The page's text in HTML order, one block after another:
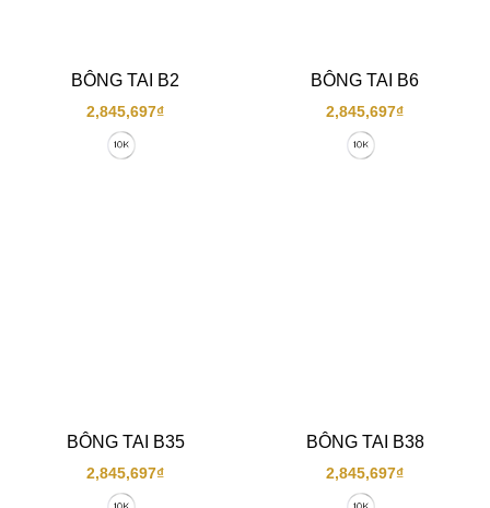
BÔNG TAI B2
2,845,697₫
BÔNG TAI B6
2,845,697₫
BÔNG TAI B35
2,845,697₫
BÔNG TAI B38
2,845,697₫